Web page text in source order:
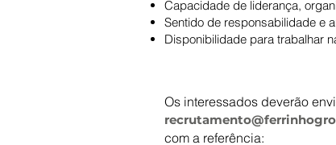
Capacidade de liderança,
Sentido de responsabilidade e
Disponibilidade para trabalhar
Os interessados deverão
com a referência: